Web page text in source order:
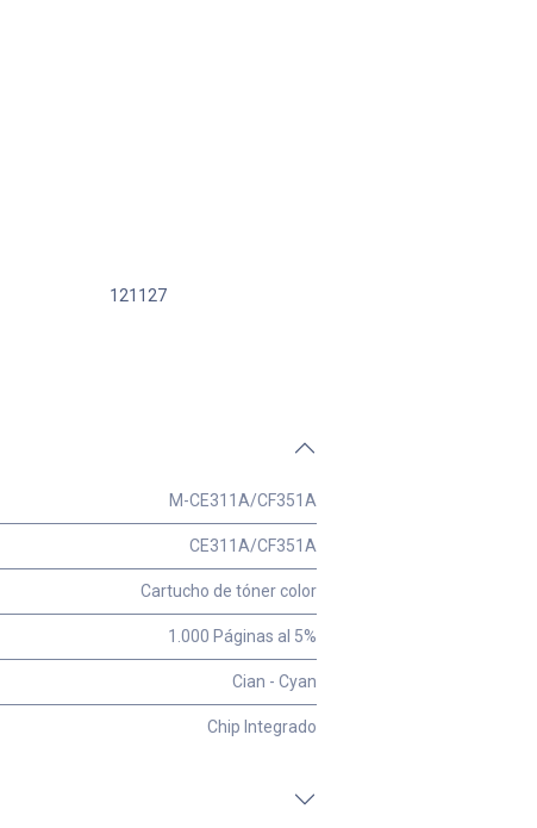
121127
M-CE311A/CF351A
CE311A/CF351A
Cartucho de tóner color
1.000 Páginas al 5%
Cian - Cyan
Chip Integrado